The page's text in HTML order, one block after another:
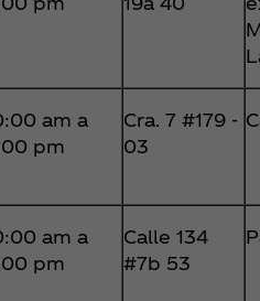
am a
pm
Cra. 7 #179 -
03
am a
pm
Calle 134
#7b 53